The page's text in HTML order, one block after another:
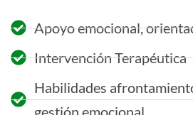
Apoyo emocional,
Intervención Terapéutica
Habilidades